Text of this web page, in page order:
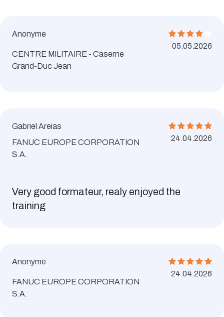
Anonyme
CENTRE MILITAIRE - Caserne
Grand-Duc Jean
05.05.2026
Gabriel Areias
FANUC EUROPE CORPORATION
S.A.
24.04.2026
Very good formateur, realy enjoyed the
training
Anonyme
FANUC EUROPE CORPORATION
S.A.
24.04.2026